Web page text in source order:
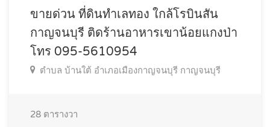
ขายด่วน ที่ดินทำเลทอง ใกล้โรบินสัน
กาญจนบุรี ติดร้านอาหารเขาน้อยแกงป่า
โทร 095-5610954
ตำบล บ้านใต้ อำเภอเมืองกาญจนบุรี กาญจนบุรี
28 ตารางวา